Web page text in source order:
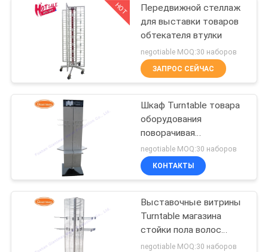
СВЯЖИТЕСЬ
НОВОСТИ
СЛУЧАИ
КАРТА
PRIVACY
POLICY
Выставочная
витрина ячеистой
сети
59
Выставочная
витрина корзины
провода
16
HOT
Передвижной стеллаж
для выставки товаров
обтекателя втулки
negotiable MOQ:30 наборов
ЗАПРОС СЕЙЧАС
Шкаф Turntable товара
оборудования
поворачивая
выставочную витрину
Pegboard
negotiable MOQ:30 наборов
КОНТАКТЫ
Выставочные витрины
Turntable магазина
стойки пола волос
вращая
negotiable MOQ:30 наборов